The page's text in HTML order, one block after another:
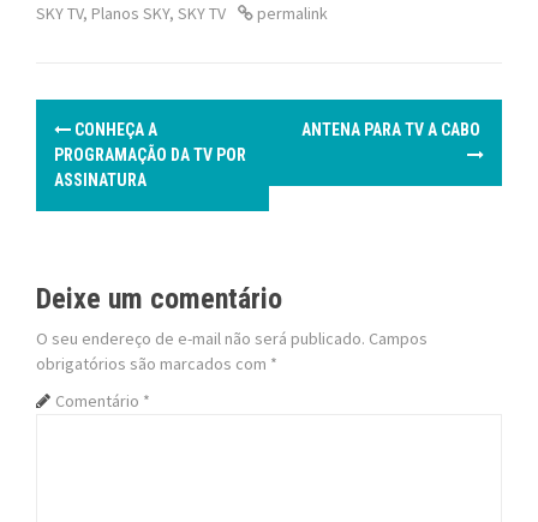
SKY TV, Planos SKY, SKY TV permalink
P
s
n
a
v
CONHEÇA A
PROGRAMAÇÃO DA TV POR
ASSINATURA
ANTENA PARA TV A CABO
Deixe um comentário
O seu endereço de e-mail não será publicado. Campos
obrigatórios são marcados com *
Comentário *